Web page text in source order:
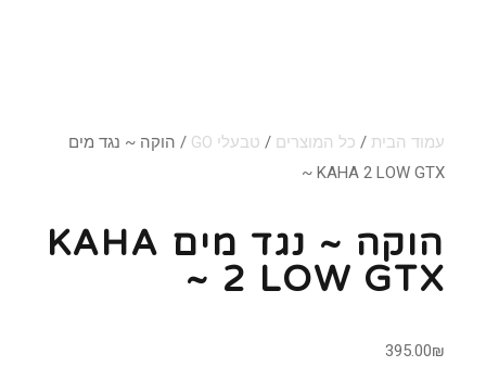
עמוד הבית / כל המוצרים / טבעלי GO
/ הוקה ~ נגד מים
KAHA 2 LOW GTX ~
הוקה ~ נגד מים KAHA
2 LOW GTX ~
395.00₪